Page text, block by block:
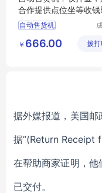
合作提供点位坐等收
无需任何投资不承担
用风险
自动售货机
自动售货机租赁
￥ 666.00 拨
据外媒报道，美国邮
据”(Return Receipt
在帮助商家证明，
已交付。